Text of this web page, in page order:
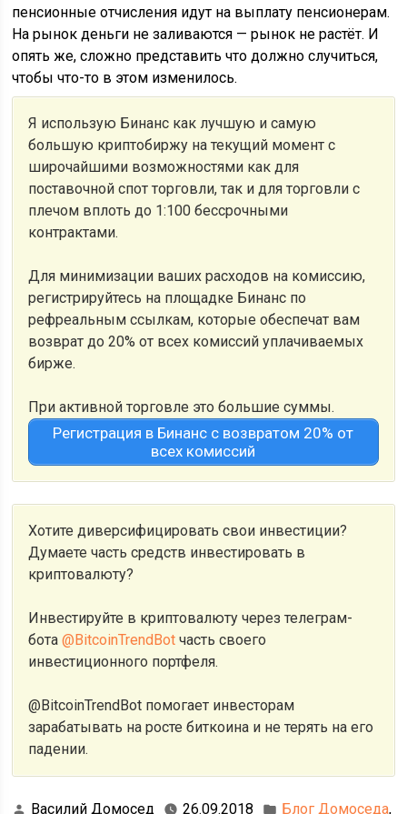
пенсионные отчисления идут на выплату пенсионерам.
На рынок деньги не заливаются — рынок не растёт. И
опять же, сложно представить что должно случиться,
чтобы что-то в этом изменилось.
Я использую Бинанс как лучшую и самую
большую криптобиржу на текущий момент с
широчайшими возможностями как для
поставочной спот торговли, так и для торговли с
плечом вплоть до 1:100 бессрочными
контрактами.
Для минимизации ваших расходов на комиссию,
регистрируйтесь на площадке Бинанс по
рефреальным ссылкам, которые обеспечат вам
возврат до 20% от всех комиссий уплачиваемых
бирже.
При активной торговле это большие суммы.
Регистрация в Бинанс с возвратом 20% от
всех комиссий
Хотите диверсифицировать свои инвестиции?
Думаете часть средств инвестировать в
криптовалюту?
Инвестируйте в криптовалюту через телеграм-
бота@BitcoinTrendBot часть своего
инвестиционного портфеля.
@BitcoinTrendBot помогает инвесторам
зарабатывать на росте биткоина и не терять на его
падении.
Василий Домосед 26.09.2018 Блог Домоседа,